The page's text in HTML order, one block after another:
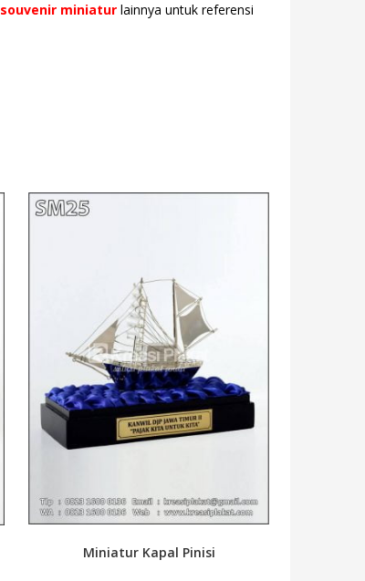
souvenir miniatur lainnya untuk referensi
Miniatur Kapal Pinisi